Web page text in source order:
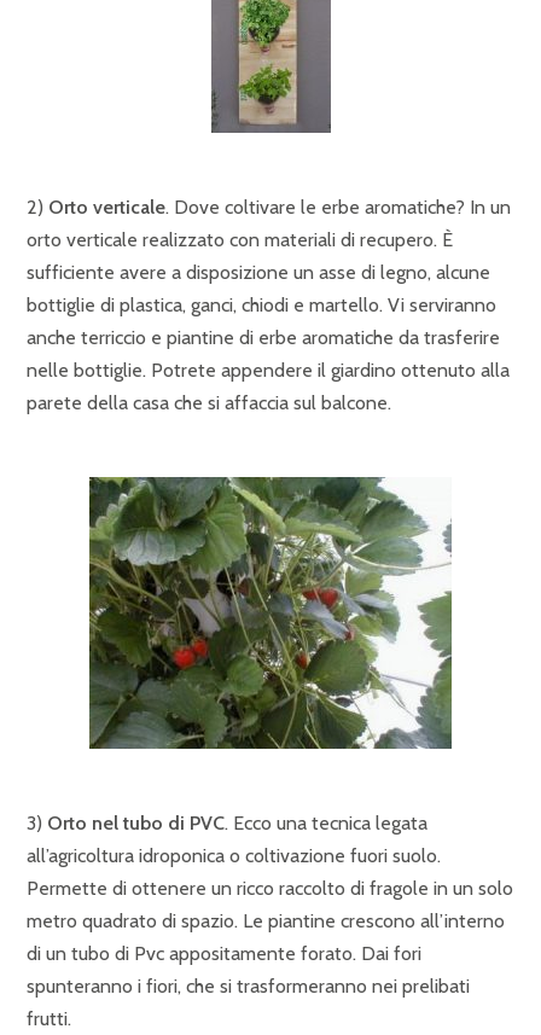
2) Orto verticale. Dove coltivare le erbe aromatiche? In un
orto verticale realizzato con materiali di recupero. È
sufficiente avere a disposizione un asse di legno, alcune
bottiglie di plastica, ganci, chiodi e martello. Vi serviranno
anche terriccio e piantine di erbe aromatiche da trasferire
nelle bottiglie. Potrete appendere il giardino ottenuto alla
parete della casa che si affaccia sul balcone.
3) Orto nel tubo di PVC. Ecco una tecnica legata
all’agricoltura idroponica o coltivazione fuori suolo.
Permette di ottenere un ricco raccolto di fragole in un solo
metro quadrato di spazio. Le piantine crescono all’interno
di un tubo di Pvc appositamente forato. Dai fori
spunteranno i fiori, che si trasformeranno nei prelibati
frutti.